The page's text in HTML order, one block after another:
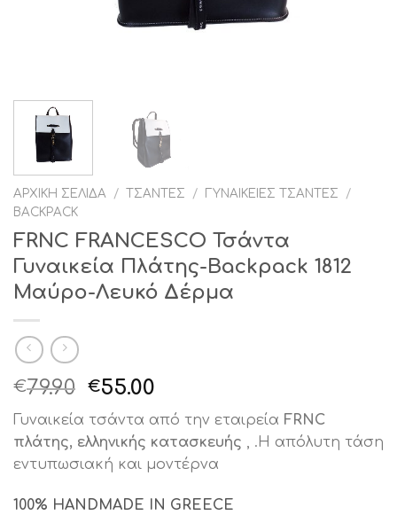
ΑΡΧΙΚΉ ΣΕΛΊΔΑ / ΤΣΆΝΤΕΣ / ΓΥΝΑΙΚΕΊΕΣ ΤΣΆΝΤΕΣ
/
BACKPACK
FRNC FRANCESCO Τσάντα
Γυναικεία Πλάτης-Backpack 1812
Μαύρο-Λευκό Δέρμα
€79.90 Original
price
was:
€79.90.
€55.00
τρέχουσα
τιμή
είναι:
€55.00.
Γυναικεία τσάντα από την εταιρεία FRNC
πλάτης, ελληνικής κατασκευής , .H απόλυτη τάση
εντυπωσιακή και μοντέρνα
100% HANDMADE IN GREECE